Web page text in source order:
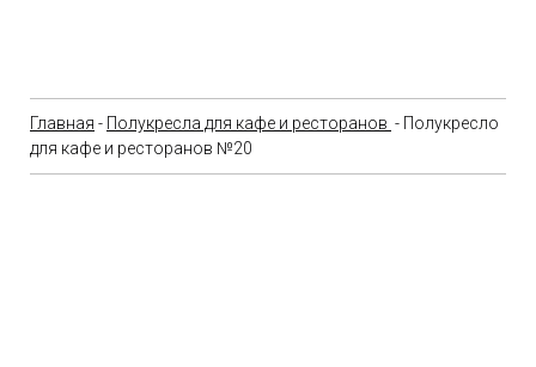
Главная - Полукресла для кафе и ресторанов - Полукресло
для кафе и ресторанов №20